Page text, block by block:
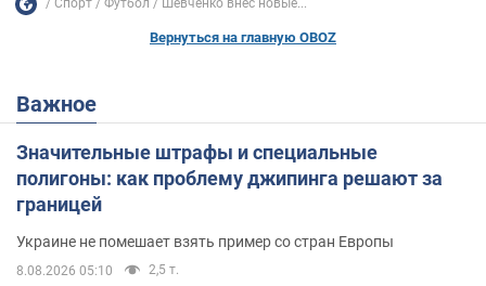
Спорт Футбол Шевченко внес новые...
Вернуться на главную OBOZ
Важное
Значительные штрафы и специальные
полигоны: как проблему джипинга решают за
границей
Украине не помешает взять пример со стран Европы
8.08.2026 05:10 2,5 т.